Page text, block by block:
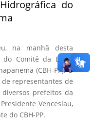
do
na manhã desta
Comitê da Bacia
(CBH-PP). O
representantes de
prefeitos da
Venceslau,
do CBH-PP.